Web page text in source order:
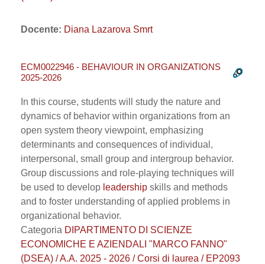
Docente: Diana Lazarova Smrt
ECM0022946 - BEHAVIOUR IN ORGANIZATIONS
2025-2026
In this course, students will study the nature and
dynamics of behavior within organizations from an
open system theory viewpoint, emphasizing
determinants and consequences of individual,
interpersonal, small group and intergroup behavior.
Group discussions and role-playing techniques will
be used to develop leadership skills and methods
and to foster understanding of applied problems in
organizational behavior.
Categoria DIPARTIMENTO DI SCIENZE
ECONOMICHE E AZIENDALI "MARCO FANNO"
(DSEA) / A.A. 2025 - 2026 / Corsi di laurea / EP2093